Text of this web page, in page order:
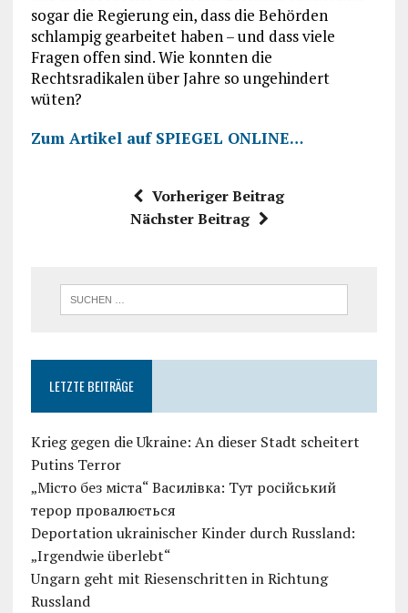
sogar die Regierung ein, dass die Behörden
schlampig gearbeitet haben – und dass viele
Fragen offen sind. Wie konnten die
Rechtsradikalen über Jahre so ungehindert
wüten?
Zum Artikel auf SPIEGEL ONLINE…
Vorheriger Beitrag
Nächster Beitrag
LETZTE BEITRÄGE
Krieg gegen die Ukraine: An dieser Stadt scheitert
Putins Terror
„Місто без міста“ Василівка: Тут російський
терор провалюється
Deportation ukrainischer Kinder durch Russland:
„Irgendwie überlebt“
Ungarn geht mit Riesenschritten in Richtung
Russland